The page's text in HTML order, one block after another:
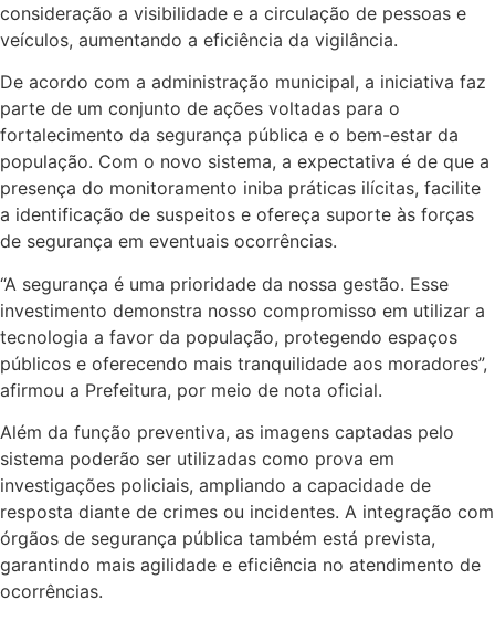
consideração a visibilidade e a circulação de pessoas e
veículos, aumentando a eficiência da vigilância.
De acordo com a administração municipal, a iniciativa faz
parte de um conjunto de ações voltadas para o
fortalecimento da segurança pública e o bem-estar da
população. Com o novo sistema, a expectativa é de que a
presença do monitoramento iniba práticas ilícitas, facilite
a identificação de suspeitos e ofereça suporte às forças
de segurança em eventuais ocorrências.
“A segurança é uma prioridade da nossa gestão. Esse
investimento demonstra nosso compromisso em utilizar a
tecnologia a favor da população, protegendo espaços
públicos e oferecendo mais tranquilidade aos moradores”,
afirmou a Prefeitura, por meio de nota oficial.
Além da função preventiva, as imagens captadas pelo
sistema poderão ser utilizadas como prova em
investigações policiais, ampliando a capacidade de
resposta diante de crimes ou incidentes. A integração com
órgãos de segurança pública também está prevista,
garantindo mais agilidade e eficiência no atendimento de
ocorrências.